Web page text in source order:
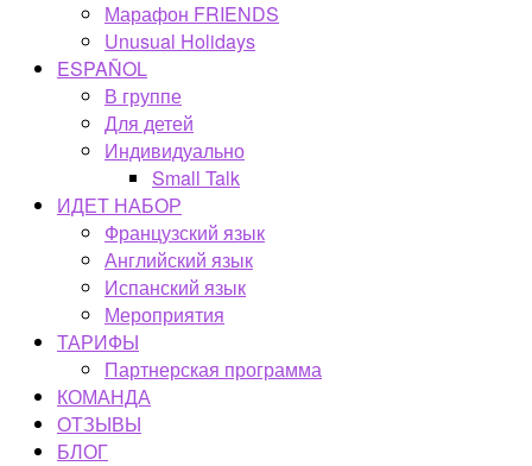
Марафон FRIENDS
Unusual Holidays
ESPAÑOL
В группе
Для детей
Индивидуально
Small Talk
ИДЕТ НАБОР
Французский язык
Английский язык
Испанский язык
Мероприятия
ТАРИФЫ
Партнерская программа
КОМАНДА
ОТЗЫВЫ
БЛОГ